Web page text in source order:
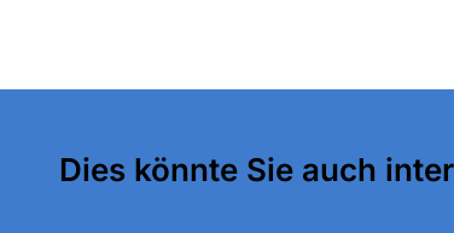
Dies könnte Sie auch